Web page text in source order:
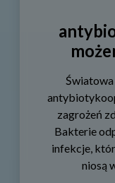
zagrożeń
Bakterie
infekcje,
niosą